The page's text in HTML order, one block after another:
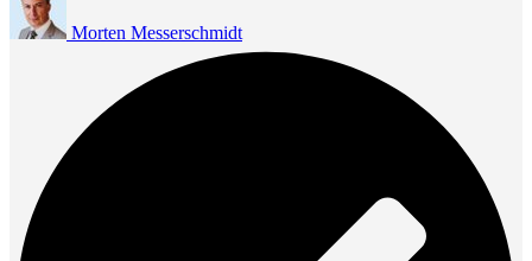
Morten Messerschmidt